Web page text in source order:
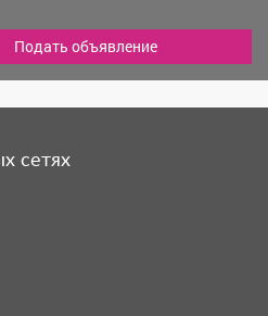
Подать объявление
сетях